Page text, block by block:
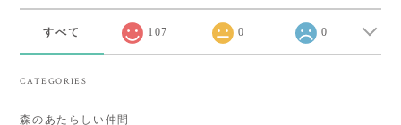
すべて 107 0 0
CATEGORIES
森のあたらしい仲間